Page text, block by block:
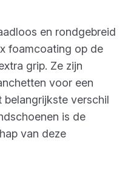
en rondgebreid
foamcoating op de
grip. Ze zijn
voor een
verschil
is de
van deze